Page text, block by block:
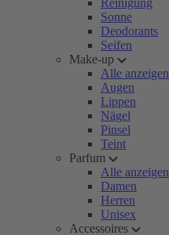
Reinigung
Sonne
Deodorants
Seifen
Make-up
Alle anzeigen
Augen
Lippen
Nägel
Pinsel
Teint
Parfum
Alle anzeigen
Damen
Herren
Unisex
Accessoires